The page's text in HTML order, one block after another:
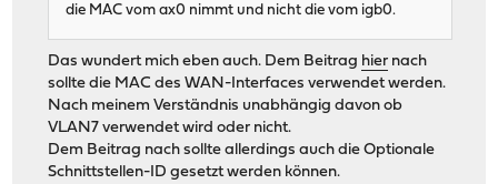
die MAC vom ax0 nimmt und nicht die vom igb0.
Das wundert mich eben auch. Dem Beitrag hier nach
sollte die MAC des WAN-Interfaces verwendet werden.
Nach meinem Verständnis unabhängig davon ob
VLAN7 verwendet wird oder nicht.
Dem Beitrag nach sollte allerdings auch die Optionale
Schnittstellen-ID gesetzt werden können.